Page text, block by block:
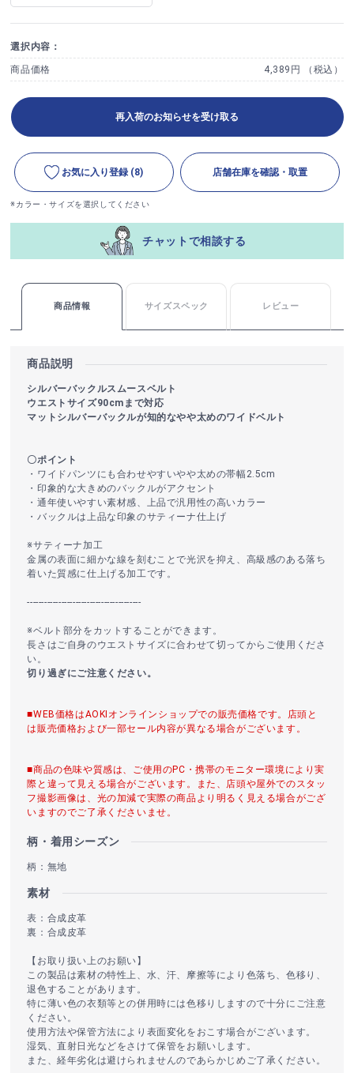
選択内容：
商品価格 4,389円 （税込）
再入荷のお知らせを受け取る
お気に入り登録 (8) 店舗在庫を確認・取置
※カラー・サイズを選択してください
チャットで相談する
商品情報 サイズスペック レビュー
商品説明
シルバーバックルスムースベルト
ウエストサイズ90cmまで対応
マットシルバーバックルが知的なやや太めのワイドベルト
〇ポイント
・ワイドパンツにも合わせやすいやや太めの帯幅2.5cm
・印象的な大きめのバックルがアクセント
・通年使いやすい素材感、上品で汎用性の高いカラー
・バックルは上品な印象のサティーナ仕上げ
※サティーナ加工
金属の表面に細かな線を刻むことで光沢を抑え、高級感のある落ち
着いた質感に仕上げる加工です。
----------------------------------------
※ベルト部分をカットすることができます。
長さはご自身のウエストサイズに合わせて切ってからご使用くださ
い。
切り過ぎにご注意ください。
■WEB価格はAOKIオンラインショップでの販売価格です。店頭と
は販売価格および一部セール内容が異なる場合がございます。
■商品の色味や質感は、ご使用のPC・携帯のモニター環境により実
際と違って見える場合がございます。また、店頭や屋外でのスタッ
フ撮影画像は、光の加減で実際の商品より明るく見える場合がござ
いますのでご了承くださいませ。
柄・着用シーズン
柄：無地
素材
表：合成皮革
裏：合成皮革
【お取り扱い上のお願い】
この製品は素材の特性上、水、汗、摩擦等により色落ち、色移り、
退色することがあります。
特に薄い色の衣類等との併用時には色移りしますので十分にご注意
ください。
使用方法や保管方法により表面変化をおこす場合がございます。
湿気、直射日光などをさけて保管をお願いします。
また、経年劣化は避けられませんのであらかじめご了承ください。